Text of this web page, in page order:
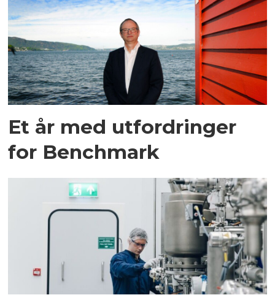
Et år med utfordringer
for Benchmark